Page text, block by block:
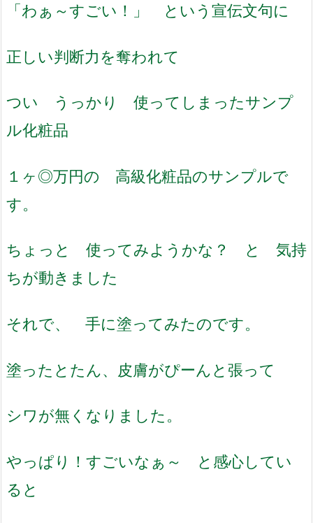
「わぁ～すごい！」 という宣伝文句に
正しい判断力を奪われて
つい うっかり 使ってしまったサンプ
ル化粧品
１ヶ◎万円の 高級化粧品のサンプルで
す。
ちょっと 使ってみようかな？ と 気持
ちが動きました
それで、 手に塗ってみたのです。
塗ったとたん、皮膚がぴーんと張って
シワが無くなりました。
やっぱり！すごいなぁ～ と感心してい
ると